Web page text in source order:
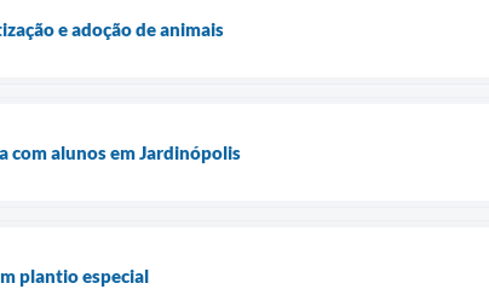
e adoção de animais
com alunos em Jardinópolis
plantio especial